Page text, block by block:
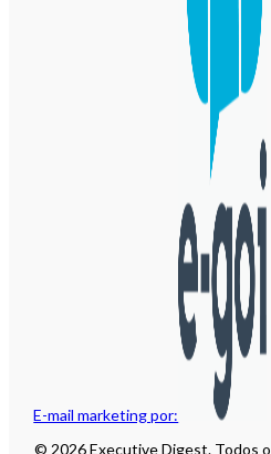
E-mail marketing por:
© 2026 Executive Digest. Todos